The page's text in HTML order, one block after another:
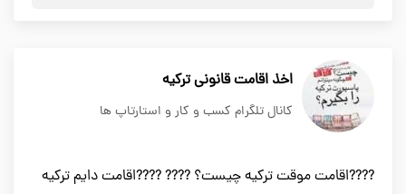
اخذ اقامت قانونی ترکیه
کانال تلگرام کسب و کار و استارتاپ ها
????اقامت موقت ترکیه چیست؟ ???? ????اقامت دایم ترکیه